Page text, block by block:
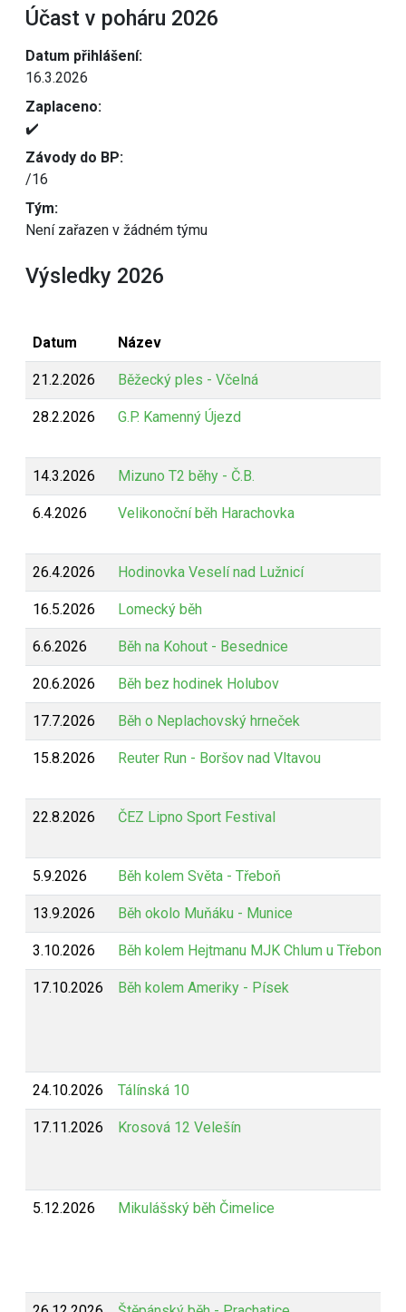
Účast v poháru 2026
Datum přihlášení:
16.3.2026
Zaplaceno:
✔️
Závody do BP:
/16
Tým:
Není zařazen v žádném týmu
Výsledky 2026
Datum Název
21.2.2026 Běžecký ples - Včelná
28.2.2026 G.P. Kamenný Újezd
14.3.2026 Mizuno T2 běhy - Č.B.
6.4.2026 Velikonoční běh Harachovka
26.4.2026 Hodinovka Veselí nad Lužnicí
16.5.2026 Lomecký běh
6.6.2026 Běh na Kohout - Besednice
20.6.2026 Běh bez hodinek Holubov
17.7.2026 Běh o Neplachovský hrneček
15.8.2026 Reuter Run - Boršov nad Vltavou
22.8.2026 ČEZ Lipno Sport Festival
5.9.2026 Běh kolem Světa - Třeboň
13.9.2026 Běh okolo Muňáku - Munice
3.10.2026 Běh kolem Hejtmanu MJK Chlum u Třeboně
17.10.2026 Běh kolem Ameriky - Písek
24.10.2026 Tálínská 10
17.11.2026 Krosová 12 Velešín
5.12.2026 Mikulášský běh Čimelice